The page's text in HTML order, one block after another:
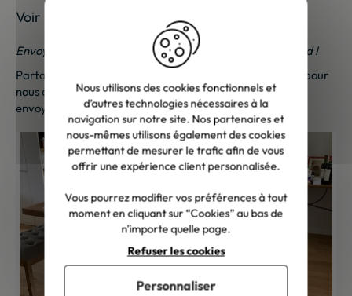
Voir les photos de nos clients
Envoyez-nous vos photos ; une petite surprise vous attend !
Partagez vos photos et recevez une surprise !
pour
nous envoyer vos photos. Une petite attention vous sera
envoyée sous 48h à 72h ouvrées. Merci de votre fidélité !
Nous utilisons des cookies fonctionnels et
d’autres technologies nécessaires à la
navigation sur notre site. Nos partenaires et
nous-mêmes utilisons également des cookies
permettant de mesurer le trafic afin de vous
offrir une expérience client personnalisée.
Vous pourrez modifier vos préférences à tout
moment en cliquant sur “Cookies” au bas de
n'importe quelle page.
Refuser les cookies
Personnaliser